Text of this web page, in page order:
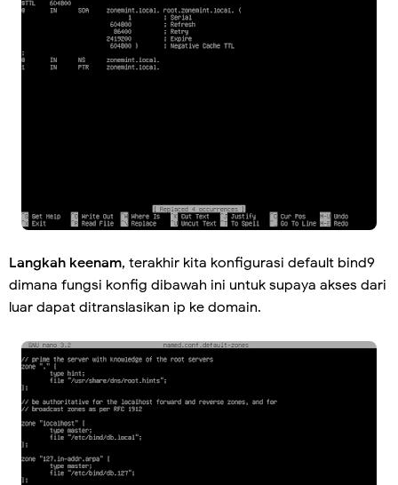
Langkah keenam, terakhir kita konfigurasi default bind9
dimana fungsi konfig dibawah ini untuk supaya akses dari
luar dapat ditranslasikan ip ke domain.